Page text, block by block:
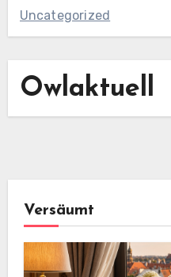
Uncategorized
Owlaktuell
Versäumt